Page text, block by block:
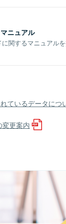
ニュアル
関するマニュアル
ているデータにつ
更案内